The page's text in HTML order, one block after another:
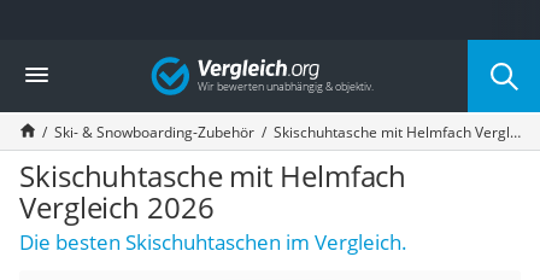
Die beliebtesten Vergleiche nach Kategorie
Freizeit & Sport
Gartentrampolin
Trampolin
Metalldetektor
Eufab-Fahrradträger
Trampolin 366 cm
Fahrradschloss
Vergleich
Ski- & Snowboarding-Zubehör Skischuhtasche mit Helmfach Vergleich 2026
Skischuhtasche mit Helmfach
Vergleich 2026
Die besten Skischuhtaschen im Vergleich.